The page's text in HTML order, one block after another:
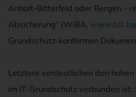
Anhalt-Bitterfeld oder Bergen –
Absicherung“ (WiBA,
Grundschutz-konformen
Letztere verdeutlichen den
im IT-Grundschutz verbunden